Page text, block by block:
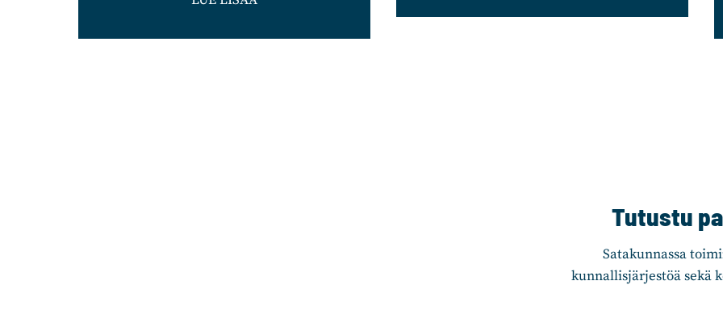
Tutustu
Satakunnassa
kunnallisjärjestöä sekä